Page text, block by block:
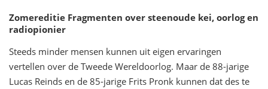
Zomereditie Fragmenten over steenoude kei, oorlog en
radiopionier
Steeds minder mensen kunnen uit eigen ervaringen
vertellen over de Tweede Wereldoorlog. Maar de 88-jarige
Lucas Reinds en de 85-jarige Frits Pronk kunnen dat des te